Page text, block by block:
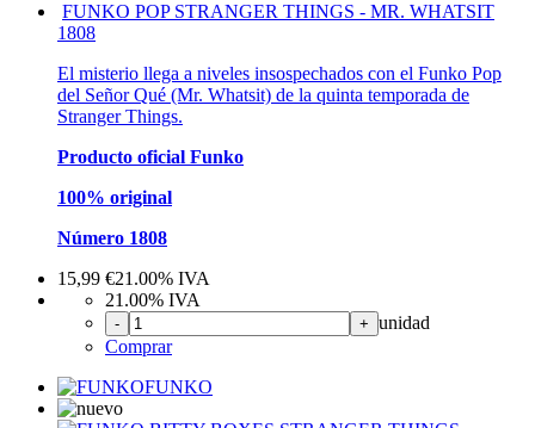
FUNKO POP STRANGER THINGS - MR. WHATSIT
1808
El misterio llega a niveles insospechados con el Funko Pop
del Señor Qué (Mr. Whatsit) de la quinta temporada de
Stranger Things.
Producto oficial Funko
100% original
Número 1808
15,99 €21.00% IVA
21.00% IVA
- + unidad
Comprar
FUNKO